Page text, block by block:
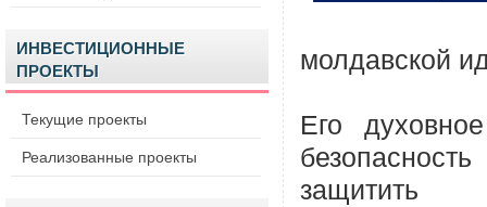
ИНВЕСТИЦИОННЫЕ
ПРОЕКТЫ
Текущие проекты
Реализованные проекты
молдавской
Его
защитить